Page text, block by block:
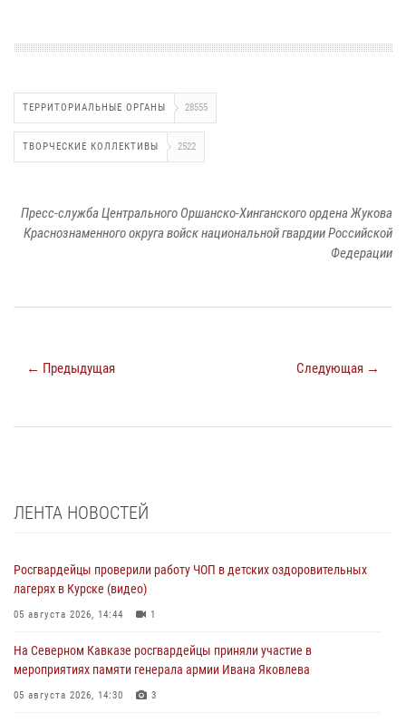
ТЕРРИТОРИАЛЬНЫЕ ОРГАНЫ 28555
ТВОРЧЕСКИЕ КОЛЛЕКТИВЫ 2522
Пресс-служба Центрального Оршанско-Хинганского ордена Жукова
Краснознаменного округа войск национальной гвардии Российской
Федерации
← Предыдущая Следующая →
ЛЕНТА НОВОСТЕЙ
Росгвардейцы проверили работу ЧОП в детских оздоровительных
лагерях в Курске (видео)
05 августа 2026, 14:44 1
На Северном Кавказе росгвардейцы приняли участие в
мероприятиях памяти генерала армии Ивана Яковлева
05 августа 2026, 14:30 3